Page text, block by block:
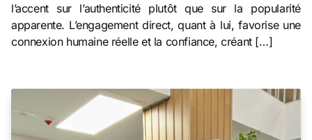
l’accent sur l’authenticité plutôt que sur la popularité
apparente. L’engagement direct, quant à lui, favorise une
connexion humaine réelle et la confiance, créant […]